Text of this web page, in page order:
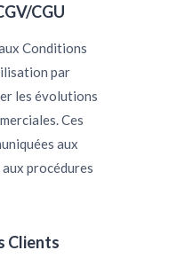
CGU
Conditions
par
les évolutions
Ces
aux
procédures
Clients